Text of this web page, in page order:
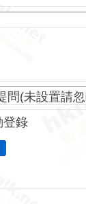
登錄